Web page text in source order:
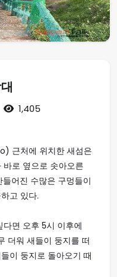
1,405
근처에 위치한 새섬은
로 옆으로 솟아오른
어진 수많은 구멍들이
고 있다.
면 오후 5시 이후에
더워 새들이 둥지를 떠
이 둥지로 돌아오기 때